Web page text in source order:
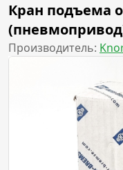
Кран подъема
Производитель: